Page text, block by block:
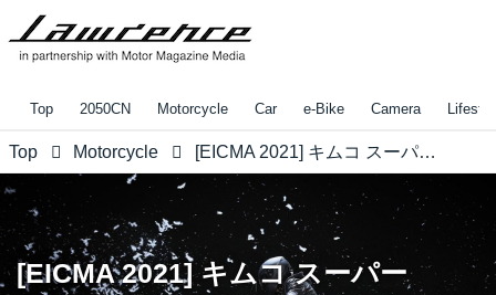
Top 2050CN Motorcycle Car e-Bike Camera
Top Motorcycle [EICMA 2021] キムコ スーパー9（F9）が登場!! そしてGogoroとアイオネックスによる、台湾バッテリーステーション網開拓競争はさらに激化!?
[EICMA 2021] キムコ スーパー